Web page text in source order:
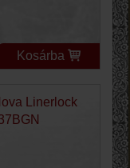
Kosárba
Linerlock